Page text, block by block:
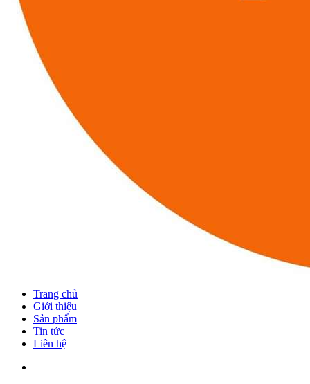
Trang chủ
Giới thiệu
Sản phẩm
Tin tức
Liên hệ